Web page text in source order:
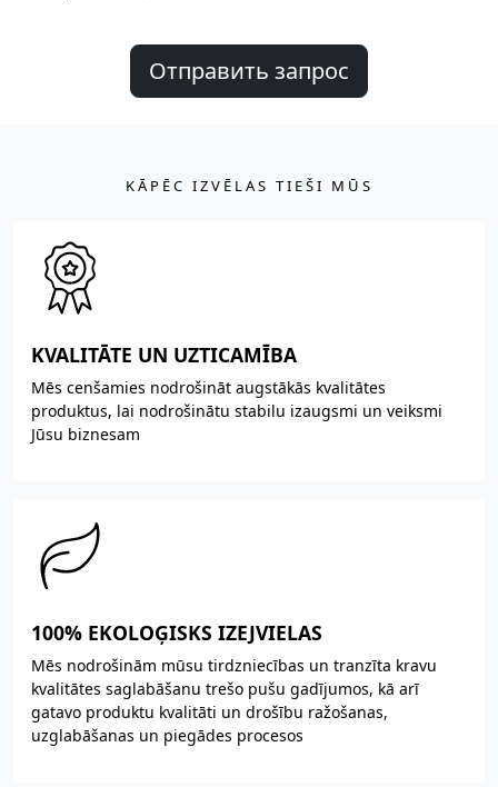
Отправить запрос
KĀPĒC IZVĒLAS TIEŠI MŪS
KVALITĀTE UN UZTICAMĪBA
Mēs cenšamies nodrošināt augstākās kvalitātes
produktus, lai nodrošinātu stabilu izaugsmi un veiksmi
Jūsu biznesam
100% EKOLOĢISKS IZEJVIELAS
Mēs nodrošinām mūsu tirdzniecības un tranzīta kravu
kvalitātes saglabāšanu trešo pušu gadījumos, kā arī
gatavo produktu kvalitāti un drošību ražošanas,
uzglabāšanas un piegādes procesos